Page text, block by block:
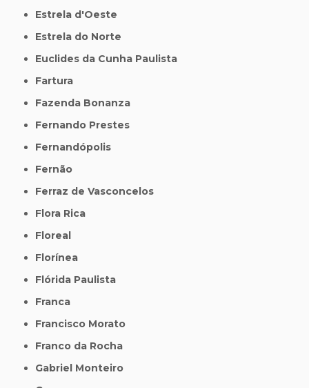
Estrela d'Oeste
Estrela do Norte
Euclides da Cunha Paulista
Fartura
Fazenda Bonanza
Fernando Prestes
Fernandópolis
Fernão
Ferraz de Vasconcelos
Flora Rica
Floreal
Florínea
Flórida Paulista
Franca
Francisco Morato
Franco da Rocha
Gabriel Monteiro